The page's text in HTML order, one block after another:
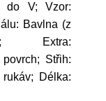
do V; Vzor:
Bavlna (z
Extra:
Střih:
Délka: